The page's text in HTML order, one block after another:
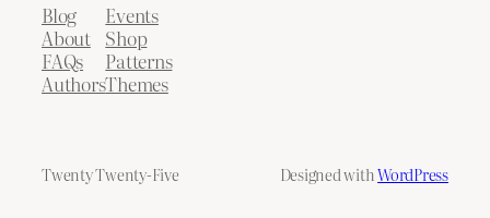
Blog
About
FAQs
Authors
Events
Shop
Patterns
Themes
Twenty Twenty-Five Designed withWordPress